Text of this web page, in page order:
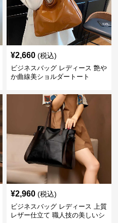
¥2,660 (税込)
ビジネスバッグ レディース 艶や
か曲線美ショルダートート
¥2,960 (税込)
ビジネスバッグ レディース 上質
レザー仕立て 職人技の美しいシ